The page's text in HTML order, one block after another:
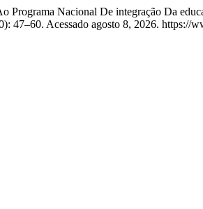
Programa Nacional De integração Da
47–60. Acessado agosto 8, 2026. https://